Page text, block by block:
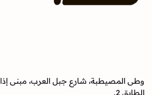
وطى المصيطبة، شارع جبل العرب، مبنى
الطابق 2.